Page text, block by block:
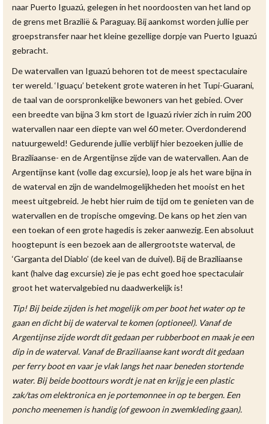
naar Puerto Iguazú, gelegen in het noordoosten van het land op
de grens met Brazilië & Paraguay. Bij aankomst worden jullie per
groepstransfer naar het kleine gezellige dorpje van Puerto Iguazú
gebracht.
De watervallen van Iguazú behoren tot de meest spectaculaire
ter wereld. ‘Iguaçu’ betekent grote wateren in het Tupi-Guarani,
de taal van de oorspronkelijke bewoners van het gebied. Over
een breedte van bijna 3 km stort de Iguazú rivier zich in ruim 200
watervallen naar een diepte van wel 60 meter. Overdonderend
natuurgeweld! Gedurende jullie verblijf hier bezoeken jullie de
Braziliaanse- en de Argentijnse zijde van de watervallen. Aan de
Argentijnse kant (volle dag excursie), loop je als het ware bijna in
de waterval en zijn de wandelmogelijkheden het mooist en het
meest uitgebreid. Je hebt hier ruim de tijd om te genieten van de
watervallen en de tropische omgeving. De kans op het zien van
een toekan of een grote hagedis is zeker aanwezig. Een absoluut
hoogtepunt is een bezoek aan de allergrootste waterval, de
‘Garganta del Diablo’ (de keel van de duivel). Bij de Braziliaanse
kant (halve dag excursie) zie je pas echt goed hoe spectaculair
groot het watervalgebied nu daadwerkelijk is!
Tip! Bij beide zijden is het mogelijk om per boot het water op te
gaan en dicht bij de waterval te komen (optioneel). Vanaf de
Argentijnse zijde wordt dit gedaan per rubberboot en maak je een
dip in de waterval. Vanaf de Braziliaanse kant wordt dit gedaan
per ferry boot en vaar je vlak langs het naar beneden stortende
water. Bij beide boottours wordt je nat en krijg je een plastic
zak/tas om elektronica en je portemonnee in op te bergen. Een
poncho meenemen is handig (of gewoon in zwemkleding gaan).